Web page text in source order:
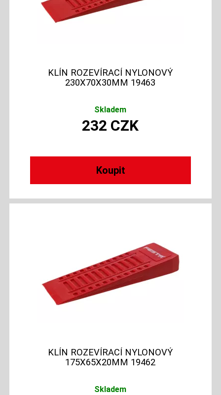
KLÍN ROZEVÍRACÍ NYLONOVÝ
230X70X30MM 19463
Skladem
232 CZK
KLÍN ROZEVÍRACÍ NYLONOVÝ
175X65X20MM 19462
Skladem